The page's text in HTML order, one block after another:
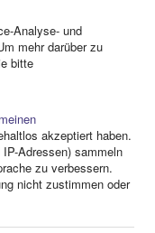
Analyse- und
mehr darüber zu
bitte
akzeptiert haben.
Adressen) sammeln
zu verbessern.
nicht zustimmen oder